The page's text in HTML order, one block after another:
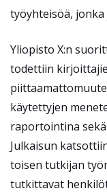
työyhteisöä, jonka
Yliopisto X:n
todettiin
käytettyjen
raportointina
Julkaisun
toisen tutkijan
tutkittavat